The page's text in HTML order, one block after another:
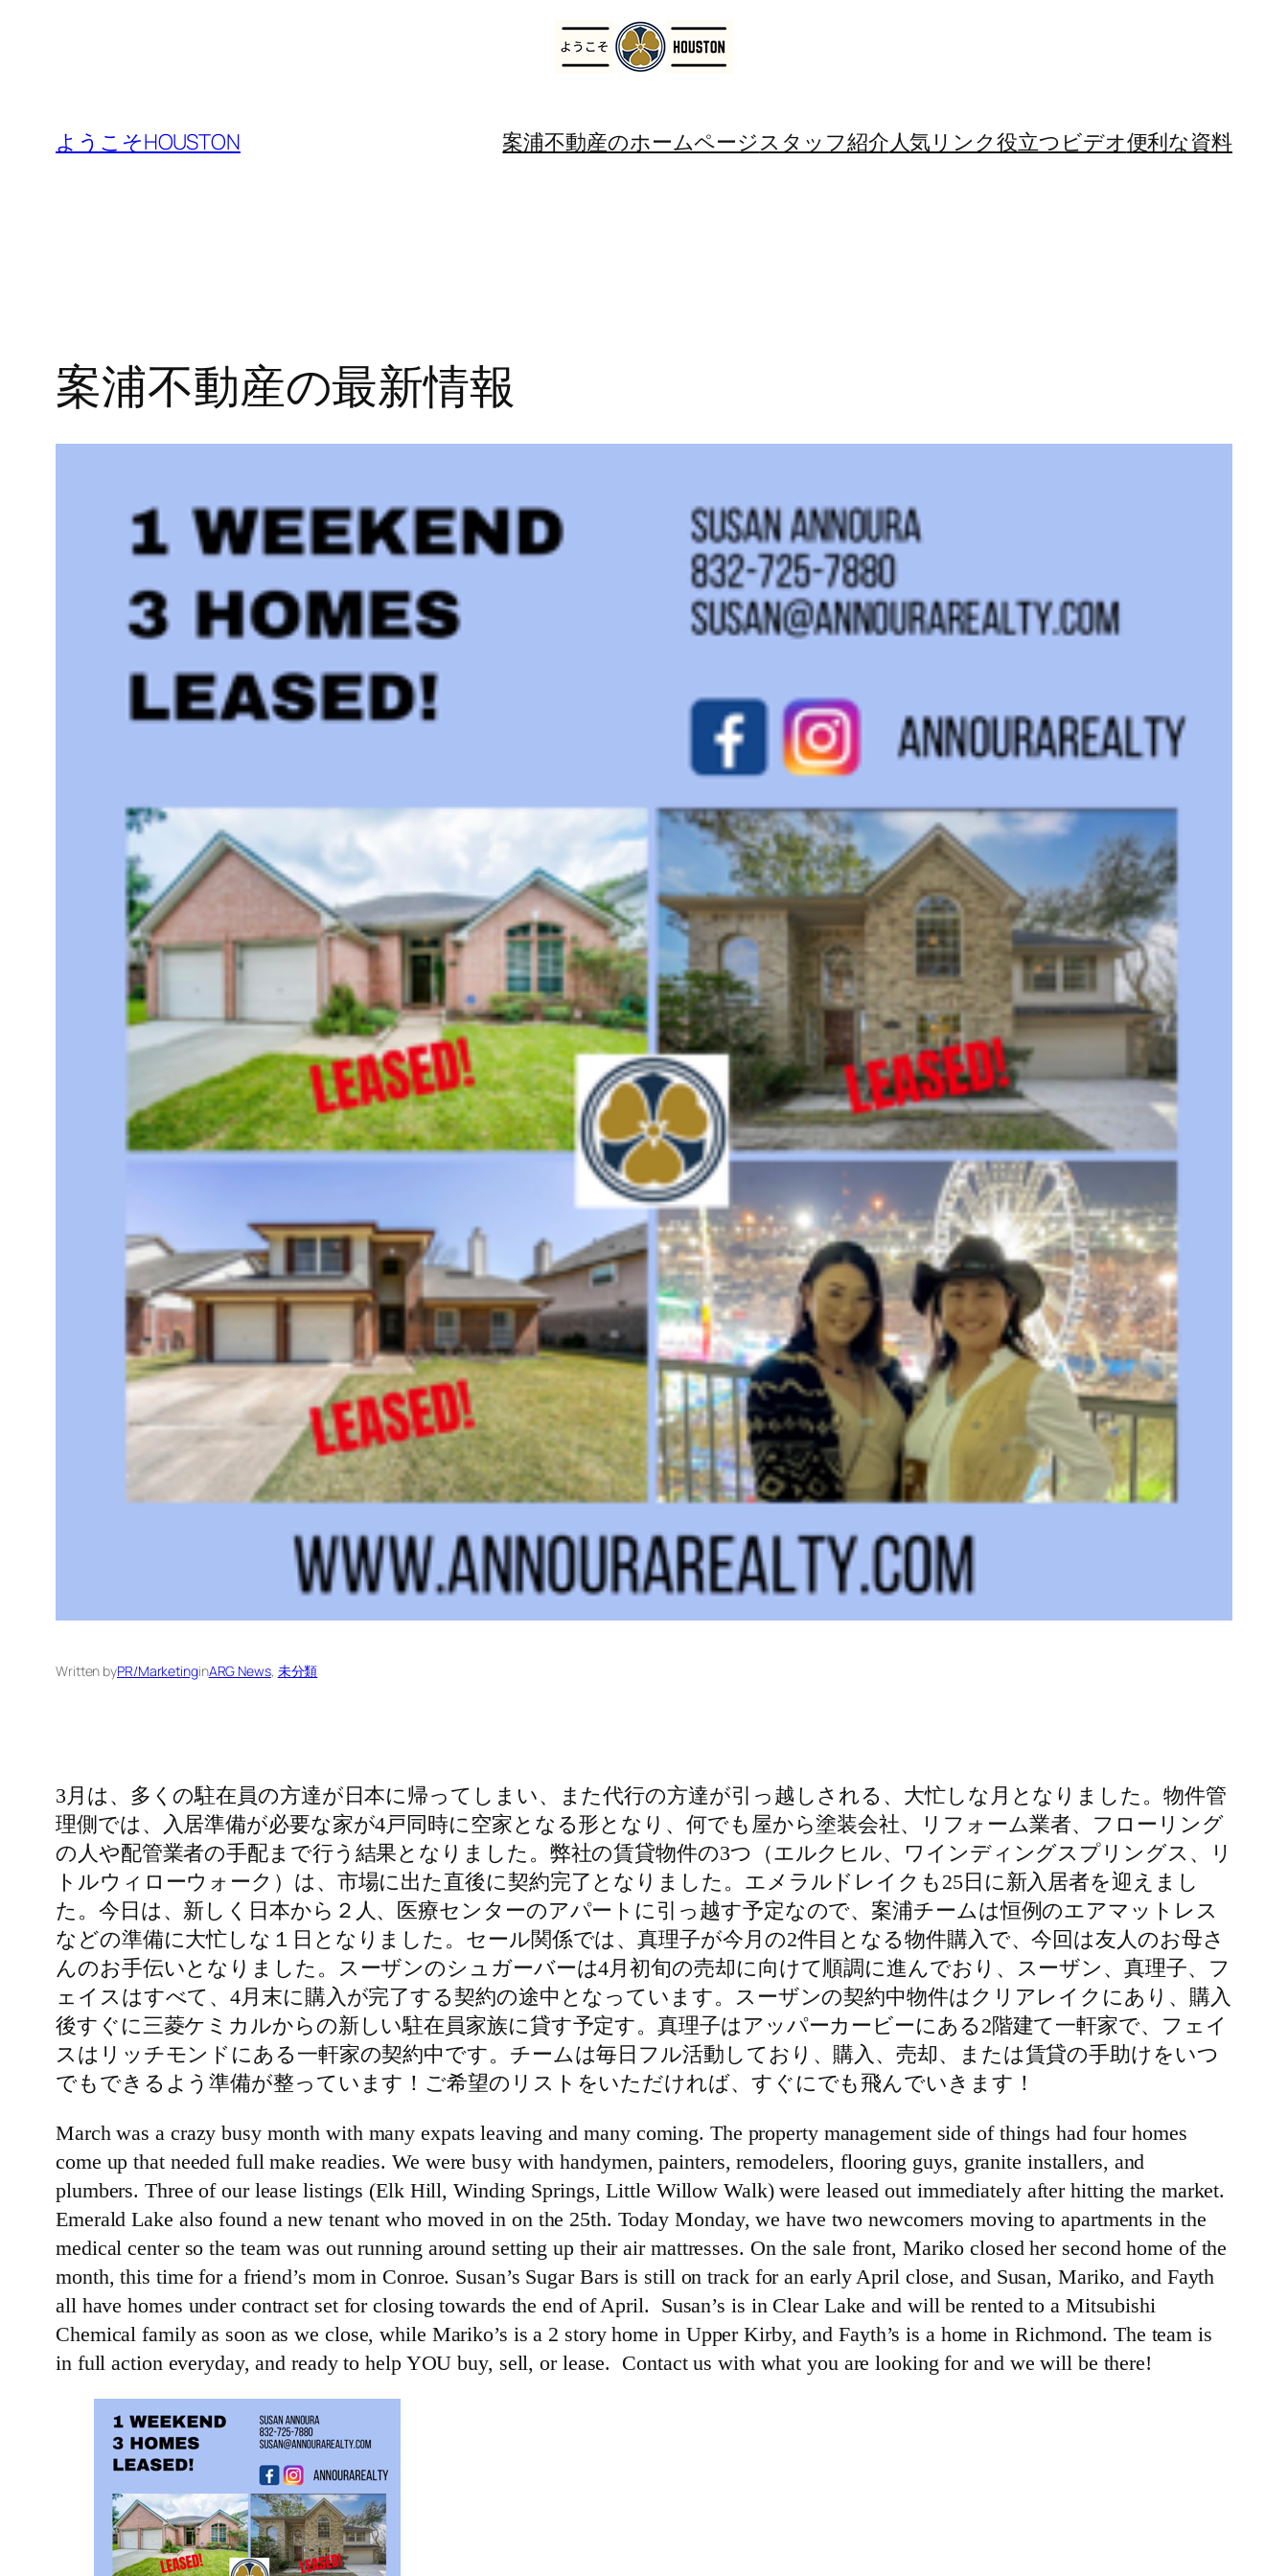
ようこそHOUSTON 案浦不動産のホームページスタッフ紹介人気リンク役立つビデオ便利な資料
案浦不動産の最新情報
Written byPR/MarketinginARG News, 未分類
3月は、多くの駐在員の方達が日本に帰ってしまい、また代行の方達が引っ越しされる、大忙しな月となりました。物件管
理側では、入居準備が必要な家が4戸同時に空家となる形となり、何でも屋から塗装会社、リフォーム業者、フローリング
の人や配管業者の手配まで行う結果となりました。弊社の賃貸物件の3つ（エルクヒル、ワインディングスプリングス、リ
トルウィローウォーク）は、市場に出た直後に契約完了となりました。エメラルドレイクも25日に新入居者を迎えまし
た。今日は、新しく日本から２人、医療センターのアパートに引っ越す予定なので、案浦チームは恒例のエアマットレス
などの準備に大忙しな１日となりました。セール関係では、真理子が今月の2件目となる物件購入で、今回は友人のお母さ
んのお手伝いとなりました。スーザンのシュガーバーは4月初旬の売却に向けて順調に進んでおり、スーザン、真理子、フ
ェイスはすべて、4月末に購入が完了する契約の途中となっています。スーザンの契約中物件はクリアレイクにあり、購入
後すぐに三菱ケミカルからの新しい駐在員家族に貸す予定す。真理子はアッパーカービーにある2階建て一軒家で、フェイ
スはリッチモンドにある一軒家の契約中です。チームは毎日フル活動しており、購入、売却、または賃貸の手助けをいつ
でもできるよう準備が整っています！ご希望のリストをいただければ、すぐにでも飛んでいきます！
March was a crazy busy month with many expats leaving and many coming. The property management side of things had four homes
come up that needed full make readies. We were busy with handymen, painters, remodelers, flooring guys, granite installers, and
plumbers. Three of our lease listings (Elk Hill, Winding Springs, Little Willow Walk) were leased out immediately after hitting the market.
Emerald Lake also found a new tenant who moved in on the 25th. Today Monday, we have two newcomers moving to apartments in the
medical center so the team was out running around setting up their air mattresses. On the sale front, Mariko closed her second home of the
month, this time for a friend’s mom in Conroe. Susan’s Sugar Bars is still on track for an early April close, and Susan, Mariko, and Fayth
all have homes under contract set for closing towards the end of April. Susan’s is in Clear Lake and will be rented to a Mitsubishi
Chemical family as soon as we close, while Mariko’s is a 2 story home in Upper Kirby, and Fayth’s is a home in Richmond. The team is
in full action everyday, and ready to help YOU buy, sell, or lease. Contact us with what you are looking for and we will be there!